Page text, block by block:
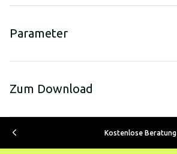
Parameter
Zum Download
Kostenlose Beratung